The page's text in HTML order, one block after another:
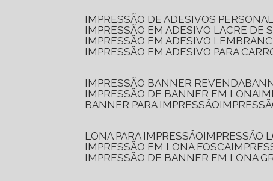
IMPRESSÃO DE ADESIVOS
IMPRESSÃO EM ADESIVO LACRE DE
IMPRESSÃO EM ADESIVO
IMPRESSÃO EM ADESIVO PARA
IMPRESSÃO BANNER REVENDA
IMPRESSÃO DE BANNER EM LONA
BANNER PARA IMPRESSÃO
LONA PARA IMPRESSÃO IMPRESSÃO
IMPRESSÃO EM LONA FOSCA
IMPRESSÃO DE BANNER EM LONA